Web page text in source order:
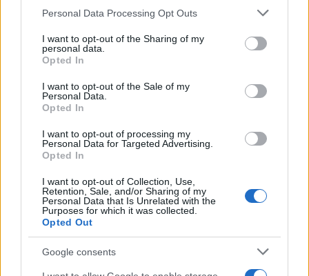
Please note that this website/app uses one or more Google
not limited to your visit or usage behaviour. You may click to
grant or deny consent to Google and its third-party tags to
use your data for below specified purposes in below Google
consent section.
Personal Data Processing Opt Outs
I want to opt-out of the Sharing of my
personal data.
Opted In
I want to opt-out of the Sale of my
Personal Data.
Opted In
I want to opt-out of processing my
Personal Data for Targeted Advertising.
Opted In
I want to opt-out of Collection, Use,
Retention, Sale, and/or Sharing of my
Personal Data that Is Unrelated with the
Purposes for which it was collected.
Opted Out
Google consents
Για άστατο καιρό τις επόμενες ημέρες και όσο
πλησιάζουμε προς τον Δεκαπενταύγουστο έκανε
λόγο ο μετεωρολόγος, Σάκης Αρναούτογλου σε
ανάρτησή του στο Facebook.
Όπως όλα δείχνουν η εξέλιξη του καιρού έχει
«κλειδώσει» και οι άστατες καιρικές συνθήκες θα